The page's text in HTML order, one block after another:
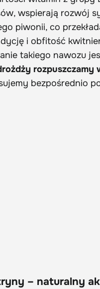
wspierają rozwój
piwonii, co
i obfitość
takiego nawozu
rozpuszczamy
bezpośrednio
– naturalny